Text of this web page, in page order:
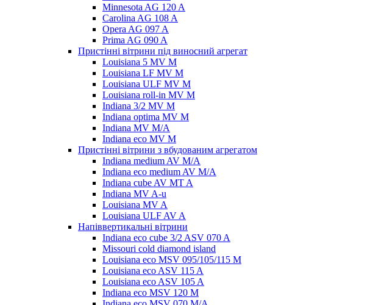
Minnesota AG 120 A
Carolina AG 108 A
Opera AG 097 A
Prima AG 090 A
Пристінні вітрини під виносний агрегат
Louisiana 5 MV M
Louisiana LF MV M
Louisiana ULF MV M
Louisiana roll-in MV M
Indiana 3/2 MV M
Indiana optima MV M
Indiana MV M/A
Indiana eco MV M
Пристінні вітрини з вбудованим агрегатом
Indiana medium AV M/A
Indiana eco medium AV M/A
Indiana cube AV MT A
Indiana MV A-u
Louisiana MV A
Louisiana ULF AV A
Напіввертикальні вітрини
Indiana eco cube 3/2 ASV 070 A
Missouri cold diamond island
Louisiana eco MSV 095/105/115 M
Louisiana eco ASV 115 A
Louisiana eco ASV 105 A
Indiana eco MSV 120 M